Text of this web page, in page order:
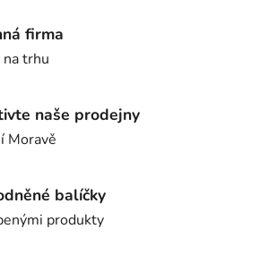
firma
trhu
naše prodejny
Moravě
balíčky
produkty